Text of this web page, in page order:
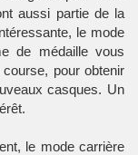
aussi partie de la
le mode
de médaille vous
pour obtenir
casques. Un
le mode carrière